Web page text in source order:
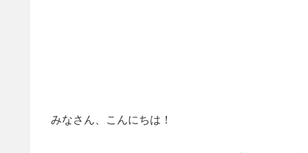
みなさん、こんにちは！